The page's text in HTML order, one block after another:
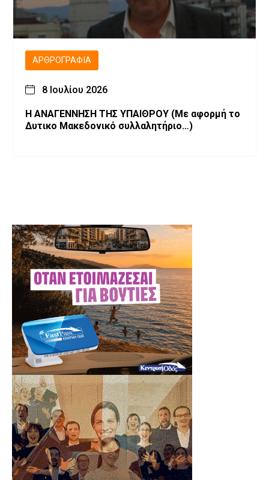
ΑΡΘΡΟΓΡΑΦΊΑ
8 Ιουλίου 2026
Η ΑΝΑΓΕΝΝΗΣΗ ΤΗΣ ΥΠΑΙΘΡΟΥ (Με αφορμή το
Δυτικο Μακεδονικό συλλαλητήριο…)